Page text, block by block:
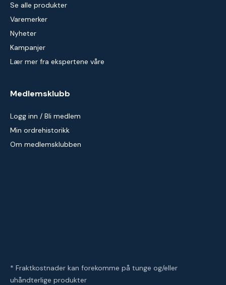
Se alle produkter
Varemerker
Nyheter
Kampanjer
Lær mer fra ekspertene våre
Medlemsklubb
Logg inn / Bli medlem
Min ordrehistorikk
Om medlemsklubben
* Fraktkostnader kan forekomme på tunge og/eller
uhåndterlige produkter